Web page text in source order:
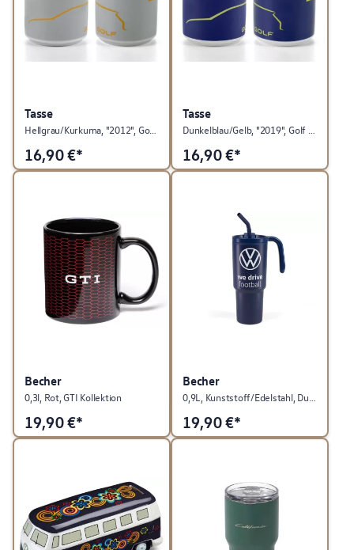
Tasse
Hellgrau/Kurkuma, "2012", Golf Kollektion
16,90€*
Tasse
Dunkelblau/Gelb, "2019", Golf Kollektion
16,90€*
Becher
0,3l, Rot, GTI Kollektion
19,90€*
Becher
19,90€*